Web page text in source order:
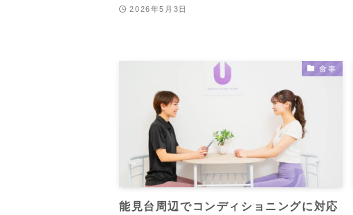
2026年5月3日
食事
能見台周辺でコンディショニングに対応